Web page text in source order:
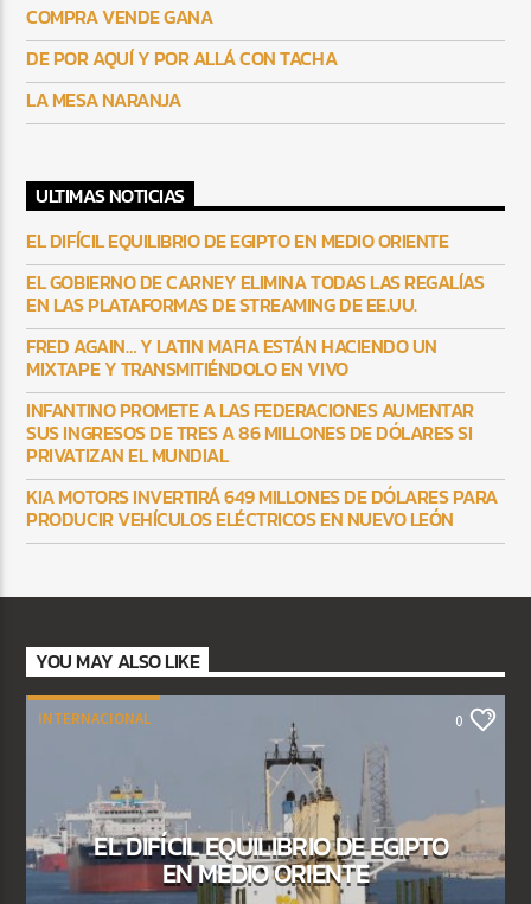
COMPRA VENDE GANA
DE POR AQUÍ Y POR ALLÁ CON TACHA
LA MESA NARANJA
ULTIMAS NOTICIAS
EL DIFÍCIL EQUILIBRIO DE EGIPTO EN MEDIO ORIENTE
EL GOBIERNO DE CARNEY ELIMINA TODAS LAS REGALÍAS
EN LAS PLATAFORMAS DE STREAMING DE EE.UU.
FRED AGAIN… Y LATIN MAFIA ESTÁN HACIENDO UN
MIXTAPE Y TRANSMITIÉNDOLO EN VIVO
INFANTINO PROMETE A LAS FEDERACIONES AUMENTAR
SUS INGRESOS DE TRES A 86 MILLONES DE DÓLARES SI
PRIVATIZAN EL MUNDIAL
KIA MOTORS INVERTIRÁ 649 MILLONES DE DÓLARES PARA
PRODUCIR VEHÍCULOS ELÉCTRICOS EN NUEVO LEÓN
YOU MAY ALSO LIKE
INTERNACIONAL 0
EL DIFÍCIL EQUILIBRIO DE EGIPTO
EN MEDIO ORIENTE